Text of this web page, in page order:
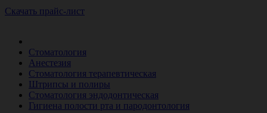
Скачать прайс-лист
Стоматология
Анестезия
Стоматология терапевтическая
Штрипсы и полиры
Стоматология эндодонтическая
Гигиена полости рта и пародонтология